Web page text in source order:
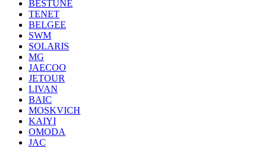
BESTUNE
TENET
BELGEE
SWM
SOLARIS
MG
JAECOO
JETOUR
LIVAN
BAIC
MOSKVICH
KAIYI
OMODA
JAC